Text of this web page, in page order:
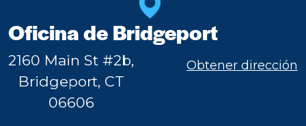
Oficina de Bridgeport
2160 Main St #2b,
Bridgeport, CT
06606
Obtener dirección